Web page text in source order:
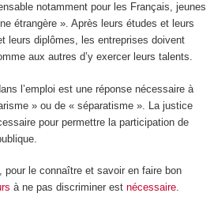
notamment pour les Français, jeunes
étrangère ». Après leurs études et leurs
leurs diplômes, les entreprises doivent
aux autres d’y exercer leurs talents.
l’emploi est une réponse nécessaire à
» ou de « séparatisme ». La justice
pour permettre la participation de
pour le connaître et savoir en faire bon
à ne pas discriminer est nécessaire.